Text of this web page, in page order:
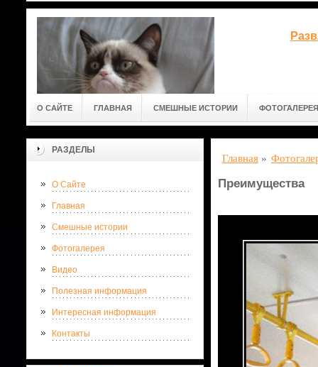
О САЙТЕ ГЛАВНАЯ СМЕШНЫЕ ИСТОРИИ ФОТОГАЛЕРЕЯ
РАЗДЕЛЫ
О Сайте
Главная
Смешные истории
Фотогалерея
Видео
Полезная информация
Интересная информация
Контакты
Главная »
Преимущества